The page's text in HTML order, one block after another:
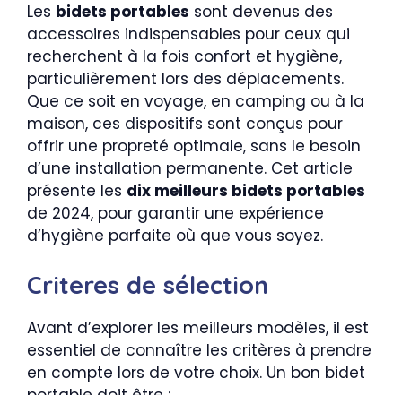
Les bidets portables sont devenus des
accessoires indispensables pour ceux qui
recherchent à la fois confort et hygiène,
particulièrement lors des déplacements.
Que ce soit en voyage, en camping ou à la
maison, ces dispositifs sont conçus pour
offrir une propreté optimale, sans le besoin
d’une installation permanente. Cet article
présente les dix meilleurs bidets portables
de 2024, pour garantir une expérience
d’hygiène parfaite où que vous soyez.
Criteres de sélection
Avant d’explorer les meilleurs modèles, il est
essentiel de connaître les critères à prendre
en compte lors de votre choix. Un bon bidet